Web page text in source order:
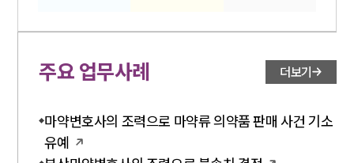
통합검색
주요 업무사례
주요 업무사례 더보기
마약변호사의 조력으로 마약류 의약품 판매 사건 기소
유예